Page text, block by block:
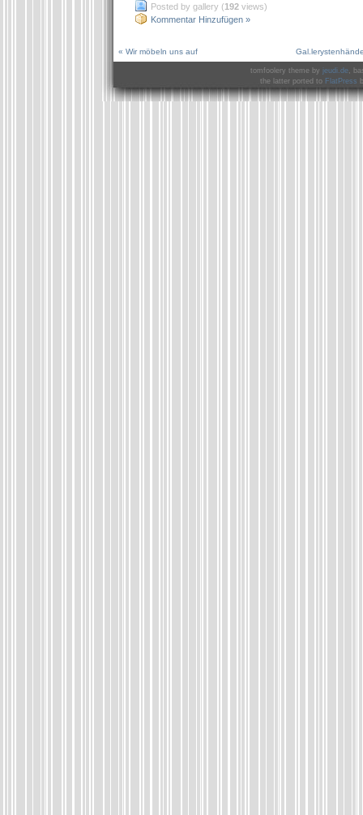
Posted by gallery (192 views)
Kommentar Hinzufügen »
« Wir möbeln uns auf
tomfoolery theme by jeudi.de,
the latter ported to FlatPress